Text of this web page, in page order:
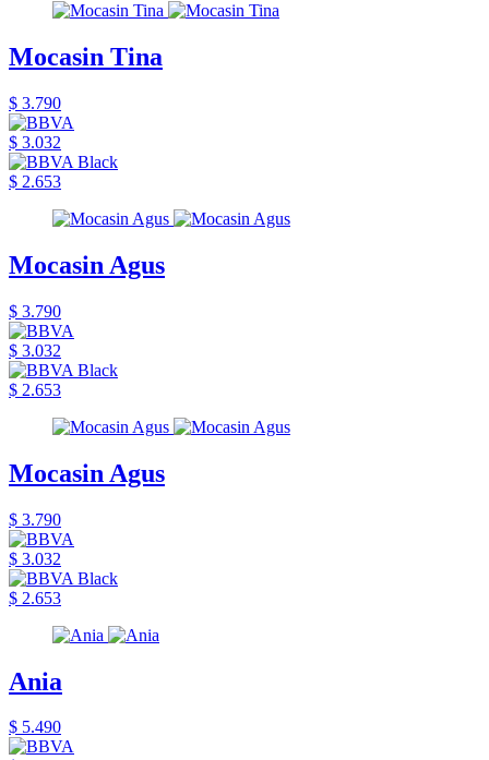
Mocasin Tina
$ 3.790
$ 3.032
$ 2.653
Mocasin Agus
$ 3.790
$ 3.032
$ 2.653
Mocasin Agus
$ 3.790
$ 3.032
$ 2.653
Ania
$ 5.490